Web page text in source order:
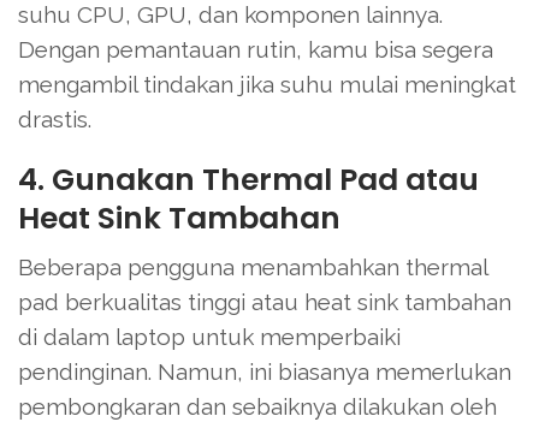
suhu CPU, GPU, dan komponen lainnya.
Dengan pemantauan rutin, kamu bisa segera
mengambil tindakan jika suhu mulai meningkat
drastis.
4. Gunakan Thermal Pad atau
Heat Sink Tambahan
Beberapa pengguna menambahkan thermal
pad berkualitas tinggi atau heat sink tambahan
di dalam laptop untuk memperbaiki
pendinginan. Namun, ini biasanya memerlukan
pembongkaran dan sebaiknya dilakukan oleh